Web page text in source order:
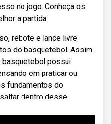
no jogo. Conheça os
a partida.
rebote e lance livre
do basquetebol. Assim
possui
em praticar ou
fundamentos do
dentro desse